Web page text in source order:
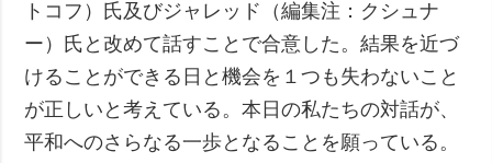
トコフ）氏及びジャレッド（編集注：クシュナ
ー）氏と改めて話すことで合意した。結果を近づ
けることができる日と機会を１つも失わないこと
が正しいと考えている。本日の私たちの対話が、
平和へのさらなる一歩となることを願っている。